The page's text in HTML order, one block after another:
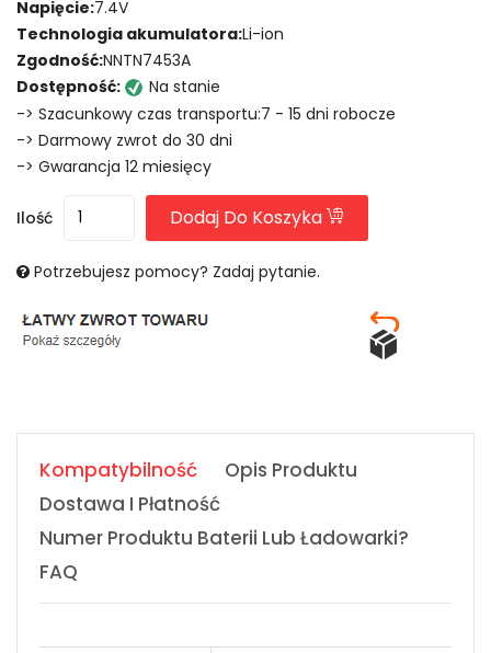
Napięcie:7.4V
Technologia akumulatora:Li-ion
Zgodność:NNTN7453A
Dostępność:
Na stanie
-> Szacunkowy czas transportu:7 - 15 dni robocze
-> Darmowy zwrot do 30 dni
-> Gwarancja 12 miesięcy
Ilość Dodaj Do Koszyka
Potrzebujesz pomocy? Zadaj pytanie.
Kompatybilność
Opis Produktu
Dostawa I Płatność
Numer Produktu Baterii Lub Ładowarki?
FAQ